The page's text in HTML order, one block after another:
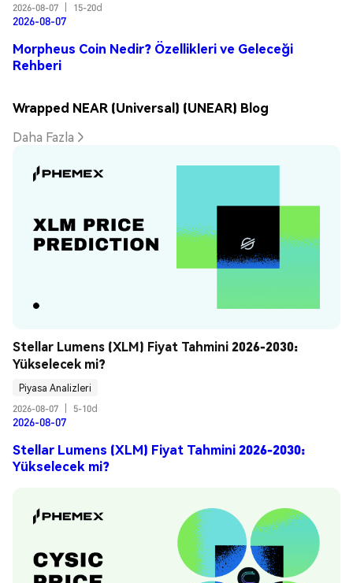
2026-08-07
15-20d
2026-08-07
Morpheus Coin Nedir? Özellikleri ve Geleceği
Rehberi
Wrapped NEAR (Universal) (UNEAR) Blog
Daha Fazla
Stellar Lumens (XLM) Fiyat Tahmini 2026-2030:
Yükselecek mi?
Piyasa Analizleri
2026-08-07
5-10d
2026-08-07
Stellar Lumens (XLM) Fiyat Tahmini 2026-2030:
Yükselecek mi?